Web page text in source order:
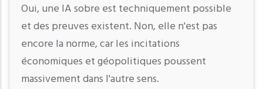
Oui, une IA sobre est techniquement possible
et des preuves existent. Non, elle n'est pas
encore la norme, car les incitations
économiques et géopolitiques poussent
massivement dans l'autre sens.